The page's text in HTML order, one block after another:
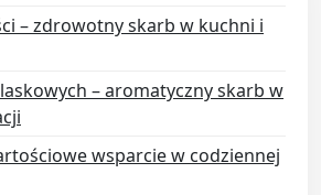
– zdrowotny skarb w kuchni i
– aromatyczny skarb w
wsparcie w codziennej